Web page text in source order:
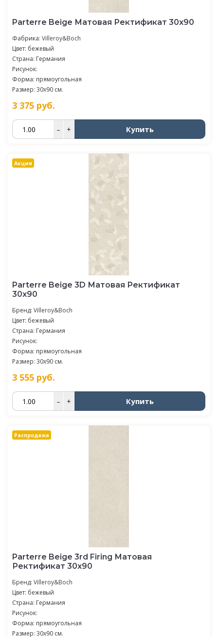
Parterre Beige Матовая Ректификат 30x90
Фабрика: Villeroy&Boch
Цвет: бежевый
Страна: Германия
Рисунок:
Форма: прямоугольная
Размер: 30x90 см.
3 375 руб.
– + Купить
Акция
Parterre Beige 3D Матовая Ректификат
30x90
Бренд: Villeroy&Boch
Цвет: бежевый
Страна: Германия
Рисунок:
Форма: прямоугольная
Размер: 30x90 см.
3 555 руб.
– + Купить
Распродажа
Parterre Beige 3rd Firing Матовая
Ректификат 30x90
Бренд: Villeroy&Boch
Цвет: бежевый
Страна: Германия
Рисунок:
Форма: прямоугольная
Размер: 30x90 см.